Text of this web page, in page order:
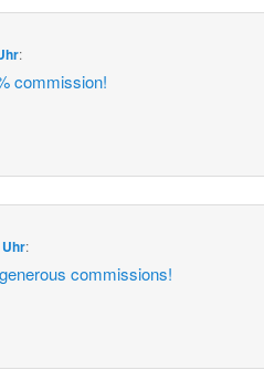
:
commission!
:
commissions!